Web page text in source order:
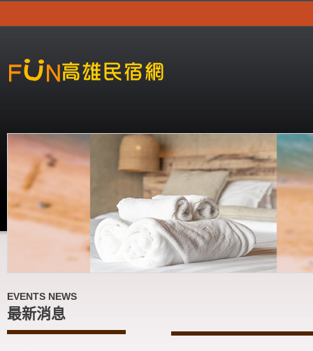
EVENTS NEWS
最新消息